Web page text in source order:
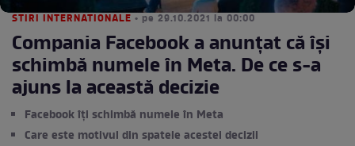
STIRI INTERNATIONALE • pe 29.10.2021 la 00:00
Compania Facebook a anunțat că își
schimbă numele în Meta. De ce s-a
ajuns la această decizie
Facebook îți schimbă numele în Meta
Care este motivul din spatele acestei decizii